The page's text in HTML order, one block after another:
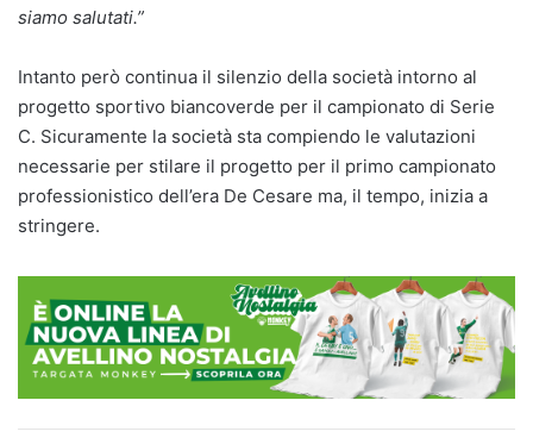
siamo salutati.”
Intanto però continua il silenzio della società intorno al
progetto sportivo biancoverde per il campionato di Serie
C. Sicuramente la società sta compiendo le valutazioni
necessarie per stilare il progetto per il primo campionato
professionistico dell’era De Cesare ma, il tempo, inizia a
stringere.